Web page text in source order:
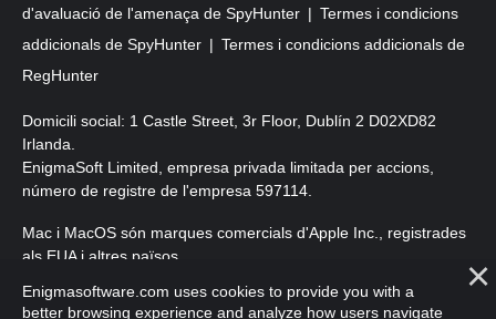
d'avaluació de l'amenaça de SpyHunter
Termes i condicions
addicionals de SpyHunter
Termes i condicions addicionals de
RegHunter
Domicili social: 1 Castle Street, 3r Floor, Dublín 2 D02XD82
Irlanda.
EnigmaSoft Limited, empresa privada limitada per accions,
número de registre de l'empresa 597114.
Mac i MacOS són marques comercials d'Apple Inc., registrades
als EUA i altres països.
Copyright 2016-2026 . EnigmaSoft Ltd. Tots els drets reservats.
Enigmasoftware.com uses cookies to provide you with a
better browsing experience and analyze how users navigate